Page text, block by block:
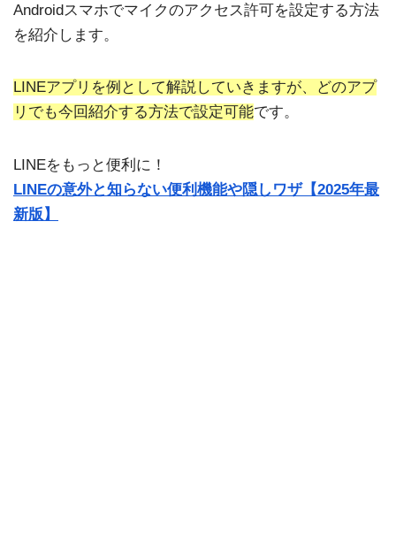
Androidスマホでマイクのアクセス許可を設定する方法
を紹介します。
LINEアプリを例として解説していきますが、どのアプ
リでも今回紹介する方法で設定可能です。
LINEをもっと便利に！
LINEの意外と知らない便利機能や隠しワザ【2025年最
新版】